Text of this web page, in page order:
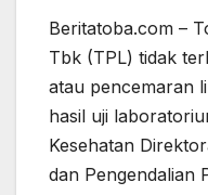
Beritatoba.com –
Tbk (TPL) tidak
atau pencemaran
hasil uji
Kesehatan
dan Pengendalian